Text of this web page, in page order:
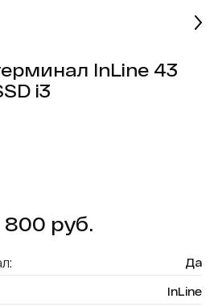
InLine 43
i3
руб.
Да
InLine